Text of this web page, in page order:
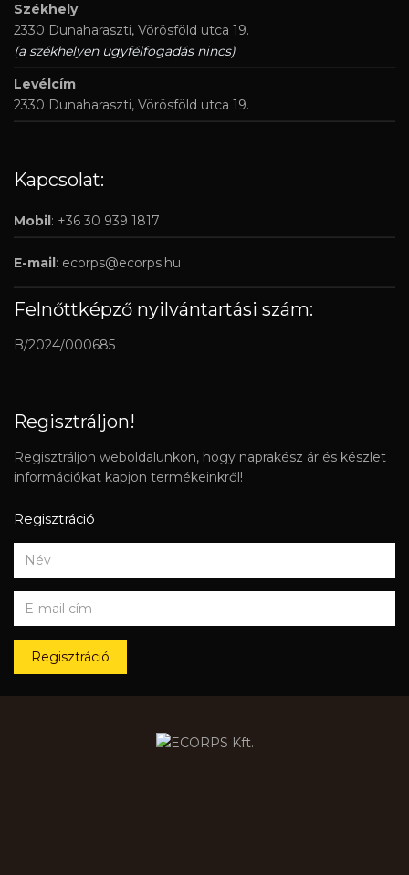
Székhely
2330 Dunaharaszti, Vörösföld utca 19.
(a székhelyen ügyfélfogadás nincs)
Levélcím
2330 Dunaharaszti, Vörösföld utca 19.
Kapcsolat:
Mobil: +36 30 939 1817
E-mail: ecorps@ecorps.hu
Felnőttképző nyilvántartási szám:
B/2024/000685
Regisztráljon!
Regisztráljon weboldalunkon, hogy naprakész ár és készlet
információkat kapjon termékeinkről!
Regisztráció
Regisztráció